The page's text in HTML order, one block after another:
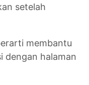
setelah
membantu
dengan halaman